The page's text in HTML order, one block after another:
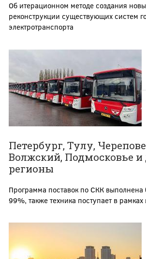
Об итерационном методе создания
реконструкции существующих систем
электротранспорта
Петербург, Тулу,
Волжский, Подмосковье и
регионы
Программа поставок по СКК выполнена
99%, также техника поступает в